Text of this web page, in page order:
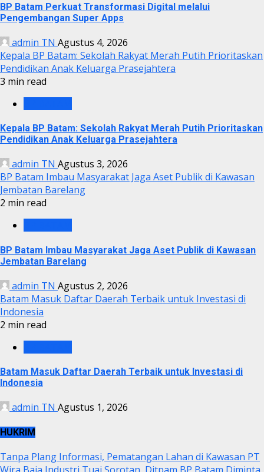
BP Batam Perkuat Transformasi Digital melalui
Pengembangan Super Apps
admin TN Agustus 4, 2026
Kepala BP Batam: Sekolah Rakyat Merah Putih Prioritaskan
Pendidikan Anak Keluarga Prasejahtera
3 min read
Kepala BP Batam: Sekolah Rakyat Merah Putih Prioritaskan
Pendidikan Anak Keluarga Prasejahtera
admin TN Agustus 3, 2026
BP Batam Imbau Masyarakat Jaga Aset Publik di Kawasan
Jembatan Barelang
2 min read
BP Batam Imbau Masyarakat Jaga Aset Publik di Kawasan
Jembatan Barelang
admin TN Agustus 2, 2026
Batam Masuk Daftar Daerah Terbaik untuk Investasi di
Indonesia
2 min read
Batam Masuk Daftar Daerah Terbaik untuk Investasi di
Indonesia
admin TN Agustus 1, 2026
HUKRIM
Tanpa Plang Informasi, Pematangan Lahan di Kawasan PT